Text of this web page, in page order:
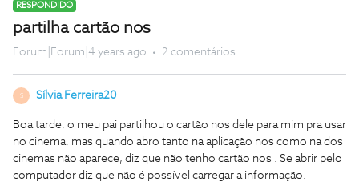
RESPONDIDO
partilha cartão nos
Forum|Forum|4 years ago 2 comentários
S Sílvia Ferreira20
Boa tarde, o meu pai partilhou o cartão nos dele para mim pra usar
no cinema, mas quando abro tanto na aplicação nos como na dos
cinemas não aparece, diz que não tenho cartão nos . Se abrir pelo
computador diz que não é possível carregar a informação.